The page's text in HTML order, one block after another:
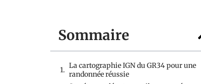
Sommaire
La cartographie IGN du GR34 pour une
randonnée réussie